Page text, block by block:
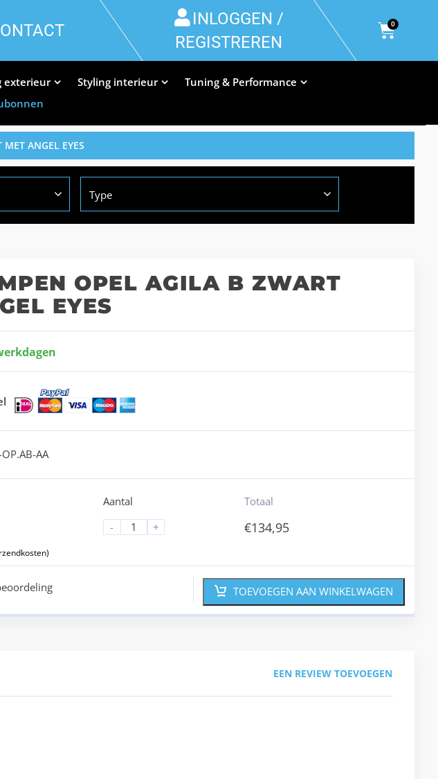
INLOGGEN /
REGISTREREN
0
exterieur Styling interieur
Tuning & Performance
ANGEL EYES
Type
OPEL AGILA B ZWART
EYES
AA
Aantal
-
+
Totaal
€134,95
TOEVOEGEN AAN WINKELWAGEN
EEN REVIEW TOEVOEGEN